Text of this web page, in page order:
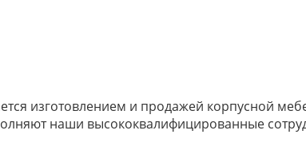
изготовлением и продажей корпусной
наши высококвалифицированные